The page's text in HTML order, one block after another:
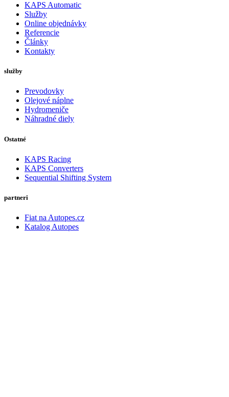
KAPS Automatic
Služby
Online objednávky
Referencie
Články
Kontakty
služby
Prevodovky
Olejové náplne
Hydromeniče
Náhradné diely
Ostatné
KAPS Racing
KAPS Converters
Sequential Shifting System
partneri
Fiat na Autopes.cz
Katalog Autopes